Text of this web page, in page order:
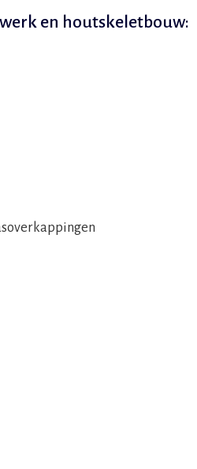
en houtskeletbouw: